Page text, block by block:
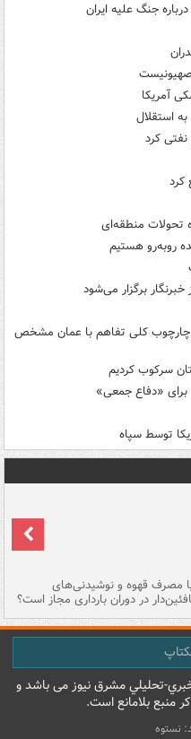
جنگ علیه ایران
صهیونیست
آمریکا
استقلال
کرد
کرد
تحولات منطقه‌ای
روبه‌رو هستیم
برگزار می‌شود
کلی تفاهم با عمان مشخص
سرکوب کردیم
برای «دفاع جمعی»
توسط سپاه
مصرف قهوه و نوشیدنی‌های
در دوران بارداری مجاز است؟
تحليلي مشرق نيوز می باشد و
منبع بلامانع است.
نستوه